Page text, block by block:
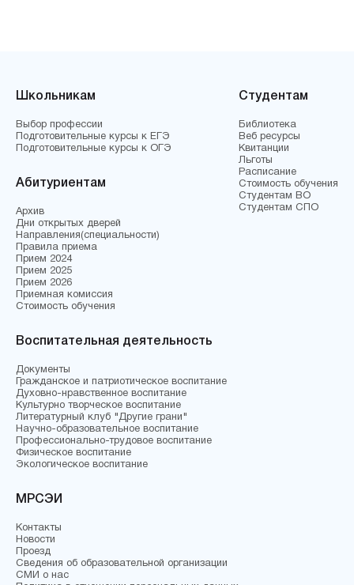
Школьникам
Выбор профессии
Подготовительные курсы к ЕГЭ
Подготовительные курсы к ОГЭ
Абитуриентам
Архив
Дни открытых дверей
Направления(специальности)
Правила приема
Прием 2024
Прием 2025
Прием 2026
Приемная комиссия
Стоимость обучения
Студентам
Библиотека
Веб ресурсы
Квитанции
Льготы
Расписание
Стоимость обучения
Студентам ВО
Студентам СПО
Воспитательная деятельность
Документы
Гражданское и патриотическое воспитание
Духовно-нравственное воспитание
Культурно творческое воспитание
Литературный клуб "Другие грани"
Научно-образовательное воспитание
Профессионально-трудовое воспитание
Физическое воспитание
Экологическое воспитание
МРСЭИ
Контакты
Новости
Проезд
Сведения об образовательной организации
СМИ о нас